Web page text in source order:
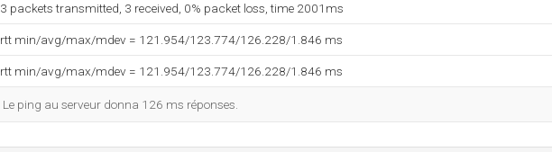
3 packets transmitted, 3 received, 0% packet loss, time 2001ms
rtt min/avg/max/mdev = 121.954/123.774/126.228/1.846 ms
rtt min/avg/max/mdev = 121.954/123.774/126.228/1.846 ms
Le ping au serveur donna 126 ms réponses.